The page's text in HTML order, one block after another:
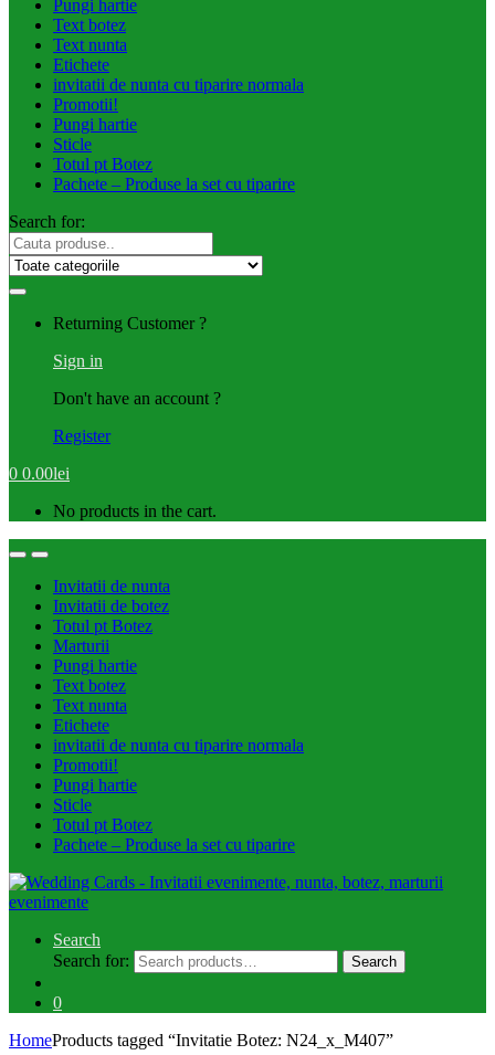
Pungi hartie
Text botez
Text nunta
Etichete
invitatii de nunta cu tiparire normala
Promotii!
Pungi hartie
Sticle
Totul pt Botez
Pachete – Produse la set cu tiparire
Search for:
Returning Customer ?
Sign in
Don't have an account ?
Register
0 0.00lei
No products in the cart.
Invitatii de nunta
Invitatii de botez
Totul pt Botez
Marturii
Pungi hartie
Text botez
Text nunta
Etichete
invitatii de nunta cu tiparire normala
Promotii!
Pungi hartie
Sticle
Totul pt Botez
Pachete – Produse la set cu tiparire
Search
Search for:
Search
0
HomeProducts tagged “Invitatie Botez: N24_x_M407”